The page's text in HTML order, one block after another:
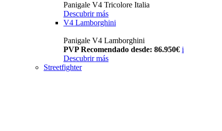
Panigale V4 Tricolore Italia
Descubrir más
V4 Lamborghini
Panigale V4 Lamborghini
PVP Recomendado desde: 86.950€ i
Descubrir más
Streetfighter